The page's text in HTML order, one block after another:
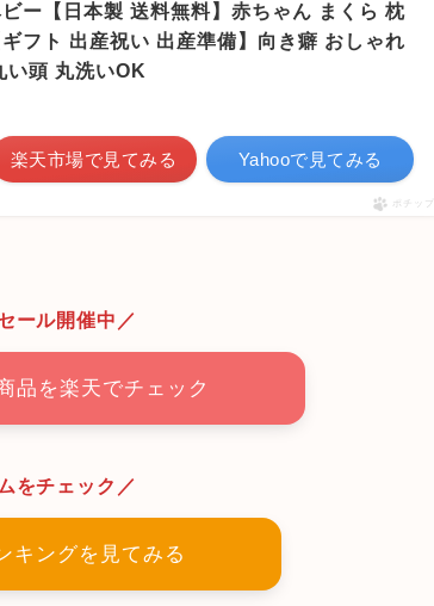
ー【日本製 送料無料】赤ちゃん まくら 枕
フト 出産祝い 出産準備】向き癖 おしゃれ
い頭 丸洗いOK
楽天市場で見てみる Yahooで見てみる
ポチップ
ール開催中／
品を楽天でチェック
をチェック／
キングを見てみる